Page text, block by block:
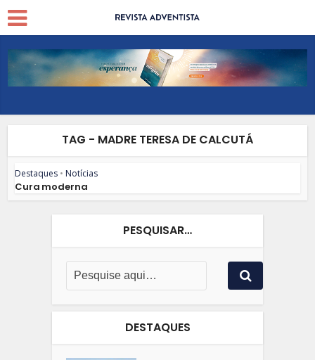
TAG - MADRE TERESA DE CALCUTÁ
Destaques • Notícias
Cura moderna
PESQUISAR…
DESTAQUES